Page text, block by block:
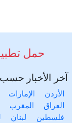
حمل
آخر الأخبار حسب
الأردن الإمارات
العراق
المغرب
فلسطين
لبنان